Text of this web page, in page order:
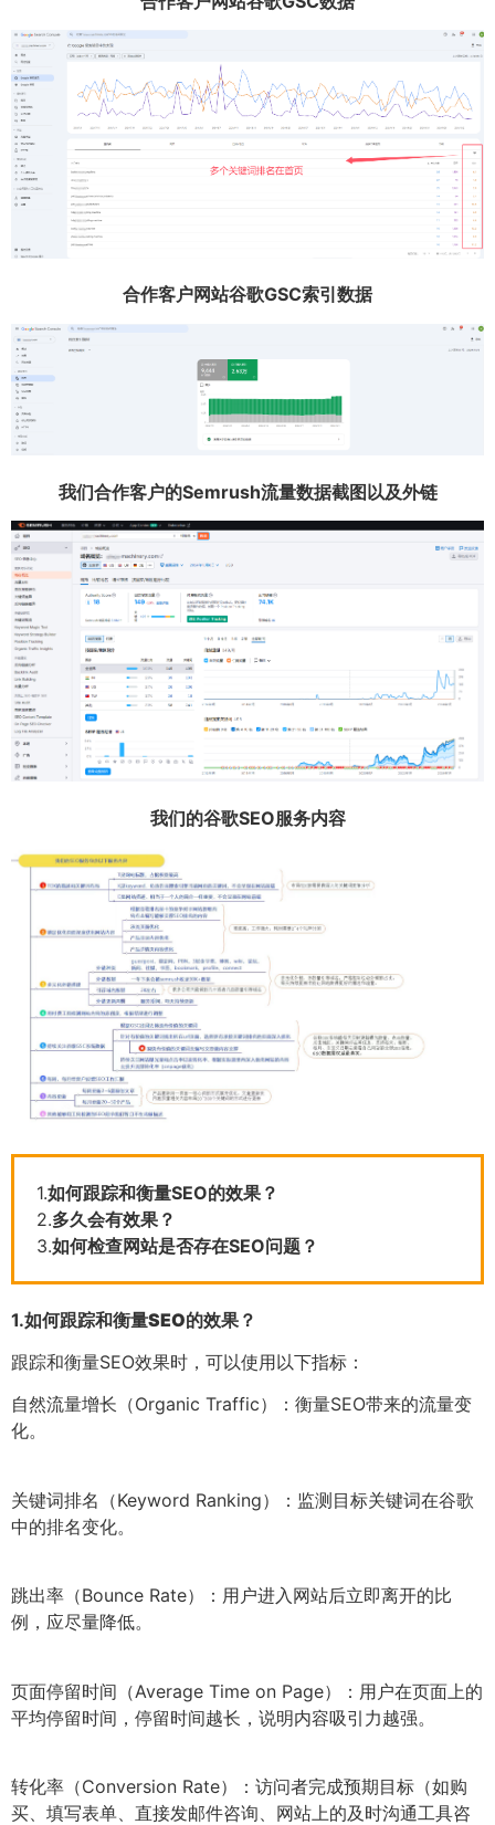
合作客户网站谷歌GSC索引数据
我们合作客户的Semrush流量数据截图以及外链
我们的谷歌SEO服务内容
1.如何跟踪和衡量SEO的效果？
2.多久会有效果？
3.如何检查网站是否存在SEO问题？
1.如何跟踪和衡量SEO的效果？
跟踪和衡量SEO效果时，可以使用以下指标：
自然流量增长（Organic Traffic）：衡量SEO带来的流量变
化。
关键词排名（Keyword Ranking）：监测目标关键词在谷歌
中的排名变化。
跳出率（Bounce Rate）：用户进入网站后立即离开的比
例，应尽量降低。
页面停留时间（Average Time on Page）：用户在页面上的
平均停留时间，停留时间越长，说明内容吸引力越强。
转化率（Conversion Rate）：访问者完成预期目标（如购
买、填写表单、直接发邮件咨询、网站上的及时沟通工具咨